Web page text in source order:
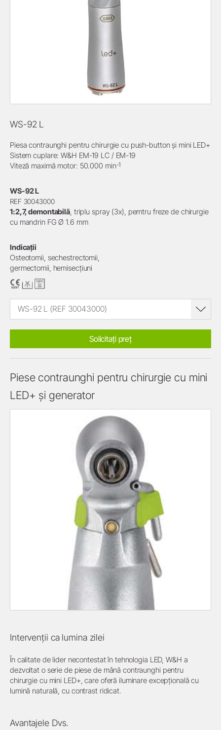
WS-92 L
Piesa contraunghi pentru chirurgie cu push-button și mini LED+
Sistem cuplare: W&H EM-19 LC / EM-19
Viteză maximă motor: 50.000 min-1
WS-92 L
REF 30043000
1:2,7, demontabilă, triplu spray (3x), pemtru freze de chirurgie
cu mandrin FG Ø 1.6 mm
Indicații
Osteotomii, sechestrectomii,
germectomii, hemisecţiuni
WS-92 L (REF 30043000)
Solicitați preț
Piese contraunghi pentru chirurgie cu mini
LED+ și generator
Intervenții ca lumina zilei
În calitate de lider necontestat în tehnologia LED, W&H a
dezvoltat o serie de piese de mână contraunghi pentru
chirurgie cu mini LED+, care oferă iluminare excepțională cu
lumină naturală, cu contrast ridicat.
Avantajele Dvs.